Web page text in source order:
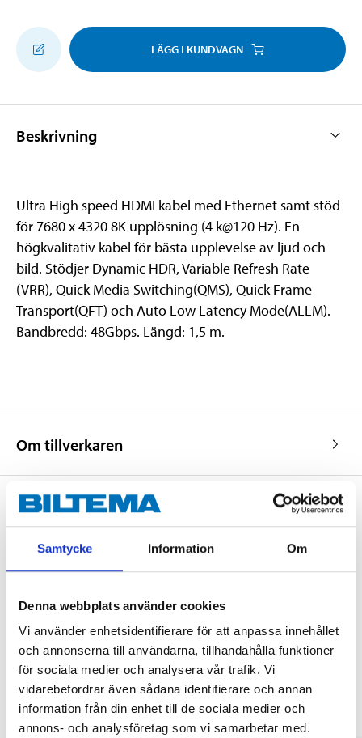
Samtycke Information Om
Denna webbplats använder cookies
Vi använder enhetsidentifierare för att anpassa innehållet
och annonserna till användarna, tillhandahålla funktioner
för sociala medier och analysera vår trafik. Vi
vidarebefordrar även sådana identifierare och annan
information från din enhet till de sociala medier och
annons- och analysföretag som vi samarbetar med.
LÄGG I KUNDVAGN
Beskrivning
Ultra High speed HDMI kabel med Ethernet samt stöd
för 7680 x 4320 8K upplösning (4 k@120 Hz). En
högkvalitativ kabel för bästa upplevelse av ljud och
bild. Stödjer Dynamic HDR, Variable Refresh Rate
(VRR), Quick Media Switching(QMS), Quick Frame
Transport(QFT) och Auto Low Latency Mode(ALLM).
Bandbredd: 48Gbps. Längd: 1,5 m.
Om tillverkaren
Köp & Hämta
LÄS MER
Andra kunder köpte också